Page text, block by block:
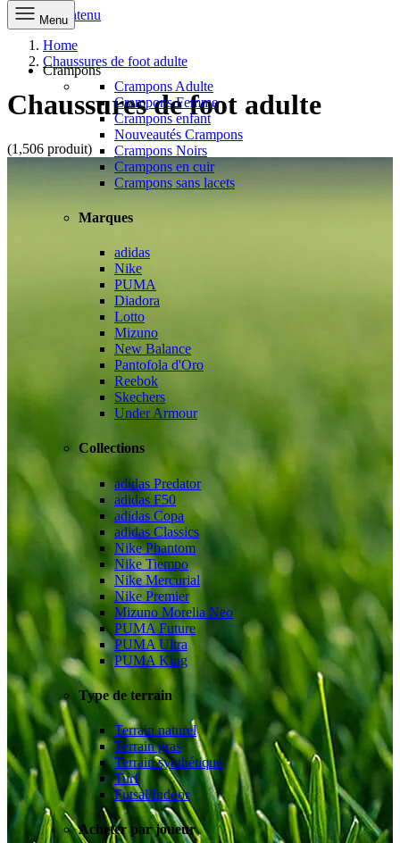
Aller au contenu
Menu
Crampons
Crampons Adulte
Crampons Femme
Crampons enfant
Nouveautés Crampons
Crampons Noirs
Crampons en cuir
Crampons sans lacets
Marques
adidas
Nike
PUMA
Diadora
Lotto
Mizuno
New Balance
Pantofola d'Oro
Reebok
Skechers
Under Armour
Collections
adidas Predator
adidas F50
adidas Copa
adidas Classics
Nike Phantom
Nike Tiempo
Nike Mercurial
Nike Premier
Mizuno Morelia Neo
PUMA Future
PUMA Ultra
PUMA King
Type de terrain
Terrain naturel
Terrain gras
Terrain synthétique
Turf
Futsal/Indoor
Acheter par joueur
Home
Chaussures de foot adulte
Chaussures de foot adulte
(1,506 produit)